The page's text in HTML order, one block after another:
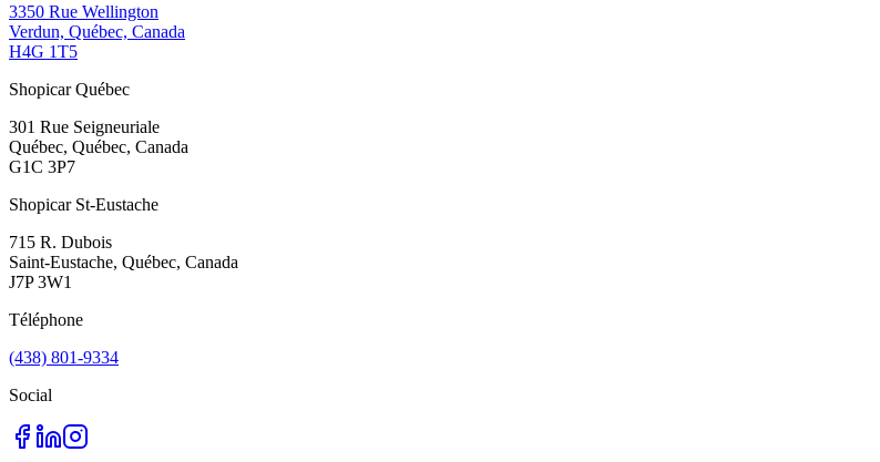
3350 Rue Wellington
Verdun, Québec, Canada
H4G 1T5
Shopicar Québec
301 Rue Seigneuriale
Québec, Québec, Canada
G1C 3P7
Shopicar St-Eustache
715 R. Dubois
Saint-Eustache, Québec, Canada
J7P 3W1
Téléphone
(438) 801-9334
Social